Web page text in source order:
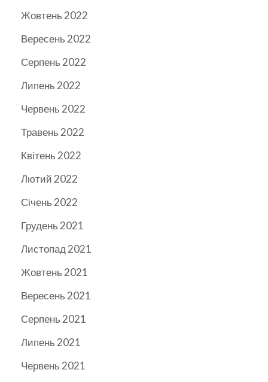
Жовтень 2022
Вересень 2022
Серпень 2022
Липень 2022
Червень 2022
Травень 2022
Квітень 2022
Лютий 2022
Січень 2022
Грудень 2021
Листопад 2021
Жовтень 2021
Вересень 2021
Серпень 2021
Липень 2021
Червень 2021